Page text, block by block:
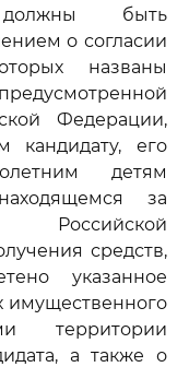
быть
о согласии
названы
Федерации,
кандидату, его
детям
за
Российской
средств,
указанное
имущественного
территории
а также о